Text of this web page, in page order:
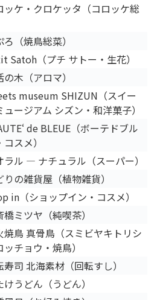
ッケ・クロケッタ（コロッケ総
ろ（焼鳥総菜）
Satoh（プチ サトー・生花）
の木（アロマ）
museum SHIZUN（スイー
ュージアム シズン・和洋菓子）
de BLEUE（ボーテドブル
スメ）
ラル ― ナチュラル（スーパー）
りの雑貨屋（植物雑貨）
in（ショップイン・コスメ）
橋ミツヤ（純喫茶）
焼鳥 真骨鳥（スミビヤキトリシ
ッチョウ・焼鳥）
寿司 北海素材（回転すし）
けうどん（うどん）